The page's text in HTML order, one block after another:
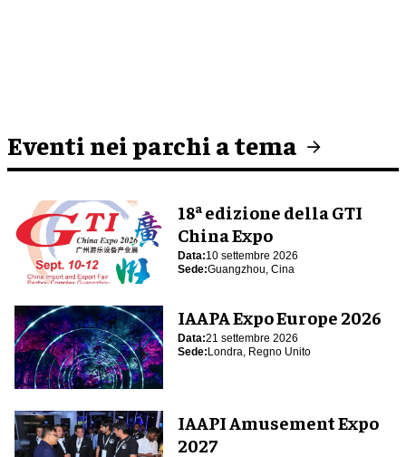
Eventi nei parchi a tema
18ª edizione della GTI
China Expo
Data:10 settembre 2026
Sede:Guangzhou, Cina
IAAPA Expo Europe 2026
Data:21 settembre 2026
Sede:Londra, Regno Unito
IAAPI Amusement Expo
2027